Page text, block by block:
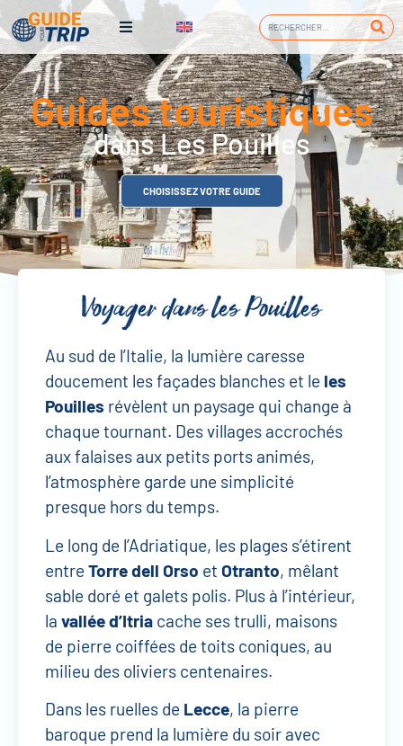
Guides touristiques
dans Les Pouilles
CHOISISSEZ VOTRE GUIDE
Voyager dans les Pouilles
Au sud de l’Italie, la lumière caresse
doucement les façades blanches et le les
Pouilles révèlent un paysage qui change à
chaque tournant. Des villages accrochés
aux falaises aux petits ports animés,
l’atmosphère garde une simplicité
presque hors du temps.
Le long de l’Adriatique, les plages s’étirent
entre Torre dell Orso et Otranto, mêlant
sable doré et galets polis. Plus à l’intérieur,
la vallée d’Itria cache ses trulli, maisons
de pierre coiffées de toits coniques, au
milieu des oliviers centenaires.
Dans les ruelles de Lecce, la pierre
baroque prend la lumière du soir avec